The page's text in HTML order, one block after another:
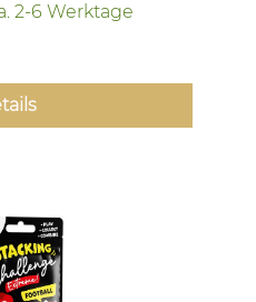
2-6 Werktage